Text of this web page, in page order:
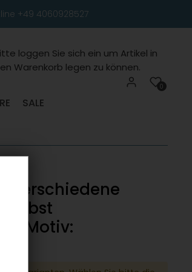
+49 4060928527
loggen Sie sich ein um Artikel in
Warenkorb legen zu können.
0
SALE
verschiedene
selbst
- Motiv: